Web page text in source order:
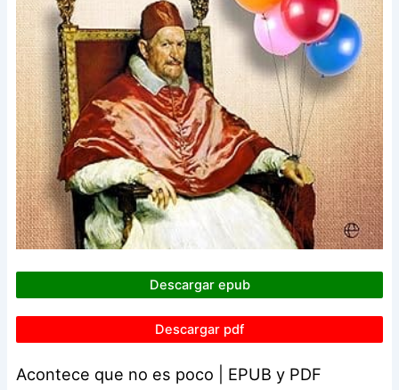
Descargar epub
Descargar pdf
Acontece que no es poco | EPUB y PDF